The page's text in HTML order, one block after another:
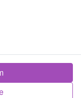
Belianske
Spišská Magura
nową atrakcję